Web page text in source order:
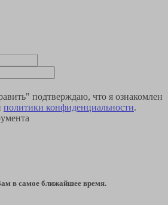
подтверждаю, что я ознакомлен
политики конфиденциальности.
в самое ближайшее время.